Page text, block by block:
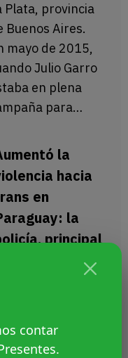
contar
Plata, provincia
Buenos Aires.
mayo de 2015,
Julio Garro
en plena
para…
la
hacia
en
la
principal
el informe